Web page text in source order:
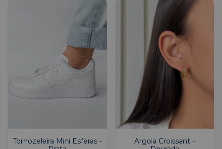
Tornozeleira Mini Esferas -
Argola Croissant -